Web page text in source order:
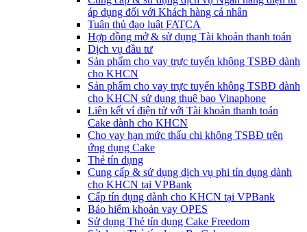
áp dụng đối với Khách hàng cá nhân
Tuân thủ đạo luật FATCA
Hợp đồng mở & sử dụng Tài khoản thanh toán
Dịch vụ đầu tư
Sản phẩm cho vay trực tuyến không TSBĐ dành
cho KHCN
Sản phẩm cho vay trực tuyến không TSBĐ dành
cho KHCN sử dụng thuê bao Vinaphone
Liên kết ví điện tử với Tài khoản thanh toán
Cake dành cho KHCN
Cho vay hạn mức thấu chi không TSBĐ trên
ứng dụng Cake
Thẻ tín dụng
Cung cấp & sử dụng dịch vụ phi tín dụng dành
cho KHCN tại VPBank
Cấp tín dụng dành cho KHCN tại VPBank
Bảo hiểm khoản vay OPES
Sử dụng Thẻ tín dụng Cake Freedom